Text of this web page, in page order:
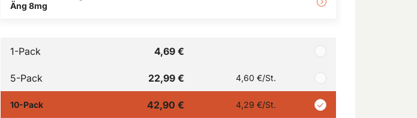
Äng 8mg
1-Pack 4,69 €
5-Pack 22,99 € 4,60 €/St.
10-Pack 42,90 € 4,29 €/St.